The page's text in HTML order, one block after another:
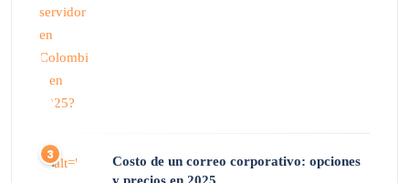
Costo de un correo corporativo: opciones